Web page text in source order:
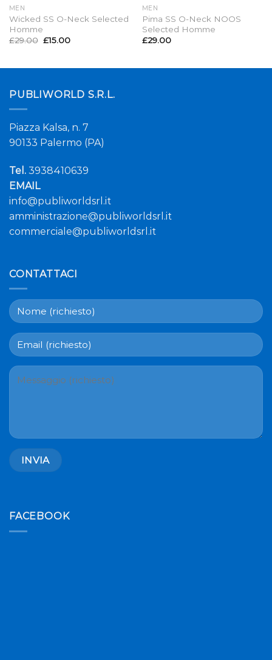
MEN
Wicked SS O-Neck Selected
Homme
£29.00 £15.00
MEN
Pima SS O-Neck NOOS
Selected Homme
£29.00
PUBLIWORLD S.R.L.
Piazza Kalsa, n. 7
90133 Palermo (PA)
Tel. 3938410639
EMAIL
info@publiworldsrl.it
amministrazione@publiworldsrl.it
commerciale@publiworldsrl.it
CONTATTACI
FACEBOOK